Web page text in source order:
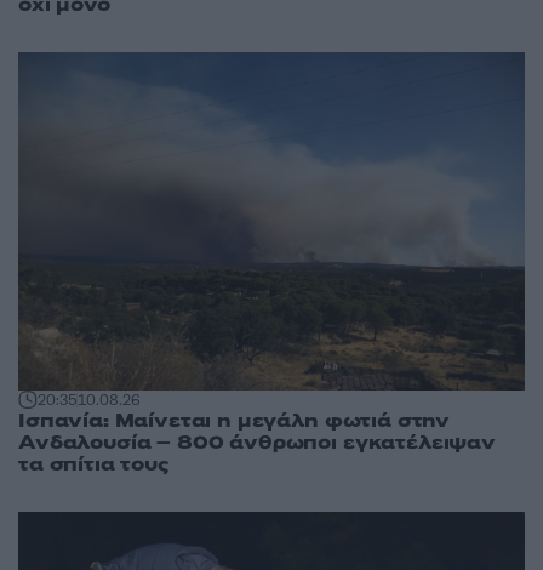
20:3510.08.26
Ισπανία: Μαίνεται η μεγάλη φωτιά στην
Ανδαλουσία – 800 άνθρωποι εγκατέλειψαν
τα σπίτια τους